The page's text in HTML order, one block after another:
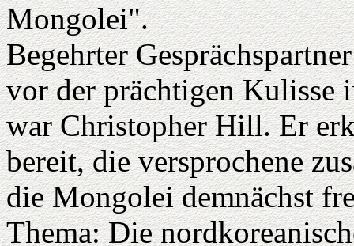
Mongolei".
Begehrter
vor der prächtigen Kulisse
war Christopher Hill. Er
bereit, die versprochene
die Mongolei demnächst
Thema: Die